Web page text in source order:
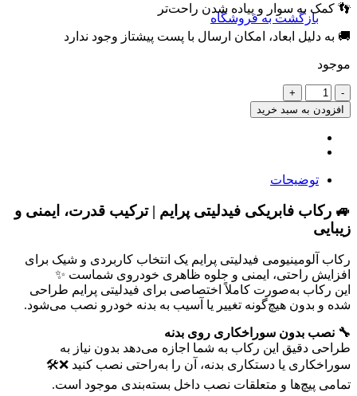
بازگشت به فروشگاه
👣 کمک به سوار و پیاده شدن راحت‌تر
🚚 به دلیل ابعاد، امکان ارسال با پست پیشتاز وجود ندارد
موجود
رکاب
فیدلیتی
پرایم
عدد
افزودن به سبد خرید
توضیحات
🚙 رکاب فابریکی فیدلیتی پرایم | ترکیب قدرت، ایمنی و
زیبایی
رکاب آلومینیومی فیدلیتی پرایم یک انتخاب کاربردی و شیک برای
افزایش راحتی، ایمنی و جلوه ظاهری خودروی شماست ✨
این رکاب به‌صورت کاملاً اختصاصی برای فیدلیتی پرایم طراحی
شده و بدون هیچ‌گونه تغییر یا آسیب به بدنه خودرو نصب می‌شود.
🔧 نصب بدون سوراخکاری روی بدنه
طراحی دقیق این رکاب به شما اجازه می‌دهد بدون نیاز به
سوراخکاری یا دستکاری بدنه، آن را به‌راحتی نصب کنید ❌🛠️
تمامی پیچ‌ها و متعلقات نصب داخل بسته‌بندی موجود است.